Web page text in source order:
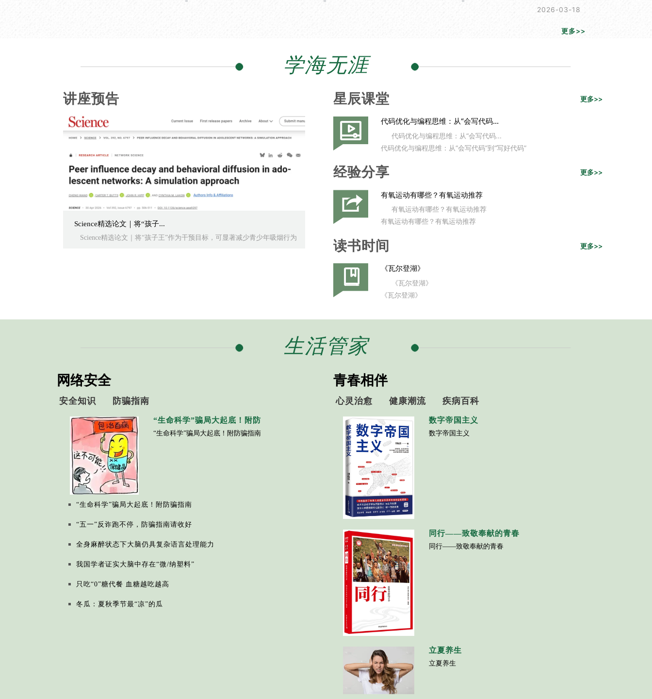
2026-03-18
更多>>
学海无涯
讲座预告
Science精选论文｜将“孩子...
Science精选论文｜将“孩子王”作为干预目标，可显著减少青少年吸烟行为
星辰课堂 更多>>
代码优化与编程思维：从“会写代码...
代码优化与编程思维：从“会写代码...
代码优化与编程思维：从“会写代码”到“写好代码”
经验分享 更多>>
有氧运动有哪些？有氧运动推荐
有氧运动有哪些？有氧运动推荐
有氧运动有哪些？有氧运动推荐
读书时间 更多>>
《瓦尔登湖》
《瓦尔登湖》
《瓦尔登湖》
生活管家
网络安全
安全知识 防骗指南
“生命科学”骗局大起底！附防
“生命科学”骗局大起底！附防骗指南
“生命科学”骗局大起底！附防骗指南
“五一”反诈跑不停，防骗指南请收好
全身麻醉状态下大脑仍具复杂语言处理能力
我国学者证实大脑中存在“微/纳塑料”
只吃“0”糖代餐 血糖越吃越高
冬瓜：夏秋季节最“凉”的瓜
青春相伴
心灵治愈 健康潮流 疾病百科
数字帝国主义
数字帝国主义
同行——致敬奉献的青春
同行——致敬奉献的青春
立夏养生
立夏养生